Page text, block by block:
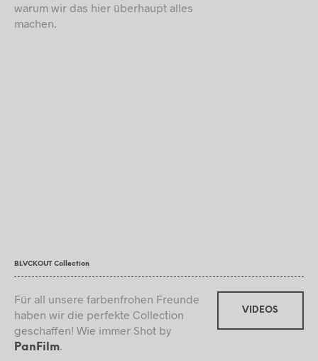
warum wir das hier überhaupt alles
machen.
BLVCKOUT Collection
Für all unsere farbenfrohen Freunde
haben wir die perfekte Collection
geschaffen! Wie immer Shot by
PanFilm
VIDEOS